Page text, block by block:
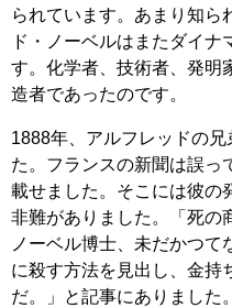
られています。あまり知ら
ド・ノーベルはまたダイ
す。化学者、技術者、発明
造者であったのです。
1888年、アルフレッドの兄
た。フランスの新聞は誤っ
載せました。そこには彼の
非難がありました。「死の
ノーベル博士、未だかつて
に殺す方法を見出し、金持
だ。」と記事にありました。